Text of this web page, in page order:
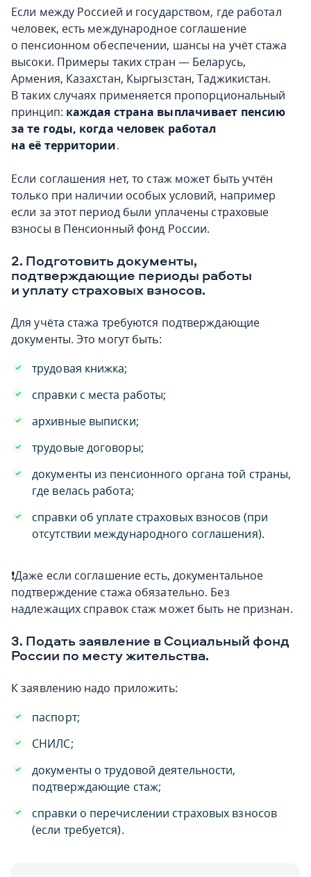
Если между Россией и государством, где работал
человек, есть международное соглашение
о пенсионном обеспечении, шансы на учёт стажа
высоки. Примеры таких стран — Беларусь,
Армения, Казахстан, Кыргызстан, Таджикистан.
В таких случаях применяется пропорциональный
принцип: каждая страна выплачивает пенсию
за те годы, когда человек работал
на её территории.
Если соглашения нет, то стаж может быть учтён
только при наличии особых условий, например
если за этот период были уплачены страховые
взносы в Пенсионный фонд России.
2. Подготовить документы,
подтверждающие периоды работы
и уплату страховых взносов.
Для учёта стажа требуются подтверждающие
документы. Это могут быть:
трудовая книжка;
справки с места работы;
архивные выписки;
трудовые договоры;
документы из пенсионного органа той страны,
где велась работа;
справки об уплате страховых взносов (при
отсутствии международного соглашения).
❗️Даже если соглашение есть, документальное
подтверждение стажа обязательно. Без
надлежащих справок стаж может быть не признан.
3. Подать заявление в Социальный фонд
России по месту жительства.
К заявлению надо приложить:
паспорт;
СНИЛС;
документы о трудовой деятельности,
подтверждающие стаж;
справки о перечислении страховых взносов
(если требуется).